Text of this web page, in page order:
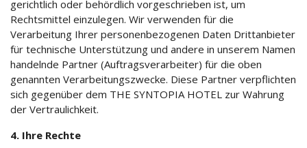
gerichtlich oder behördlich vorgeschrieben ist, um
Rechtsmittel einzulegen. Wir verwenden für die
Verarbeitung Ihrer personenbezogenen Daten Drittanbieter
für technische Unterstützung und andere in unserem Namen
handelnde Partner (Auftragsverarbeiter) für die oben
genannten Verarbeitungszwecke. Diese Partner verpflichten
sich gegenüber dem THE SYNTOPIA HOTEL zur Wahrung
der Vertraulichkeit.
4. Ihre Rechte